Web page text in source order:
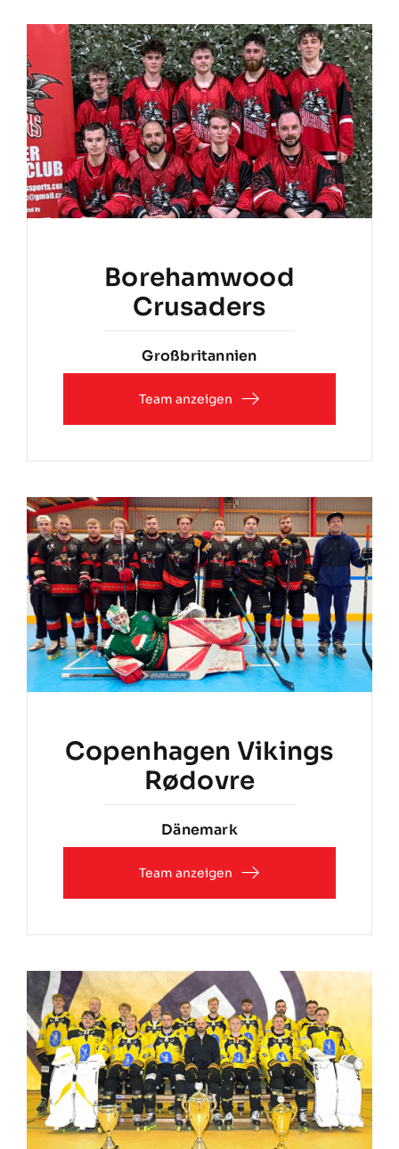
Spielplan
Programmheft
Sponsoren
Borehamwood
Crusaders
Großbritannien
Team anzeigen
Copenhagen Vikings
Rødovre
Dänemark
Team anzeigen